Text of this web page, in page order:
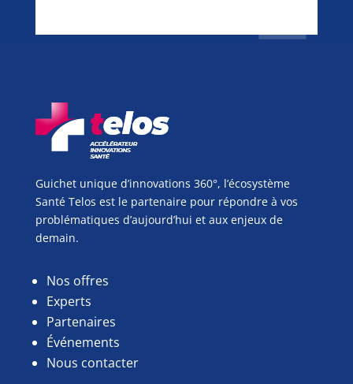
Guichet unique d’innovations 360°, l’écosystème
Santé Telos est le partenaire pour répondre à vos
problématiques d’aujourd’hui et aux enjeux de
demain.
Nos offres
Experts
Partenaires
Événements
Nous contacter